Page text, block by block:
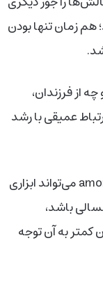
هم زمان تنها بودن
از فرزندان،
عمیقی با رشد
این یافته‌ها نشان می‌دهد که پرورش amor fati می‌تواند ابزاری
باشد،
به آن توجه